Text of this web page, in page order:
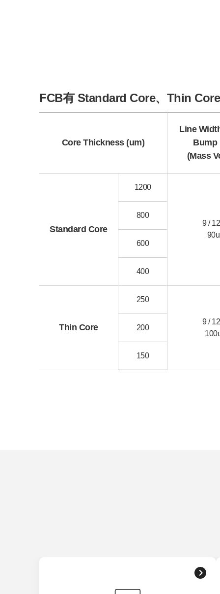
FCB有 Standard Core、Thin
Core Thickness (um)
Line
Bump
(Mass
Standard Core
1200
9 /
800
600
400
Thin Core
250
9 /
200
150